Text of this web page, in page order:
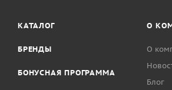
КАТАЛОГ
БРЕНДЫ
БОНУСНАЯ ПРОГРАММА
О
О
Блог